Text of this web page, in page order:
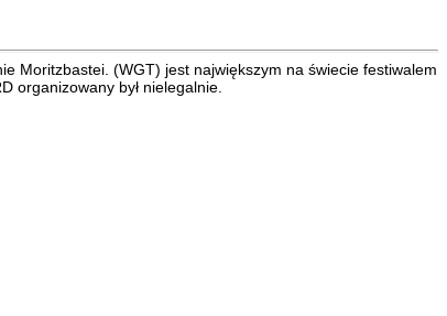
Moritzbastei. (WGT) jest największym na świecie festiwalem
organizowany był nielegalnie.